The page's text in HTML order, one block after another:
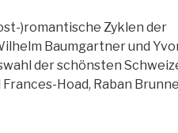
)romantische Zyklen der
Baumgartner und
der schönsten
Hoad, Raban